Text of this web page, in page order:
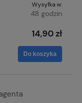
Wysyłka w:
48 godzin
14,90 zł
Do koszyka